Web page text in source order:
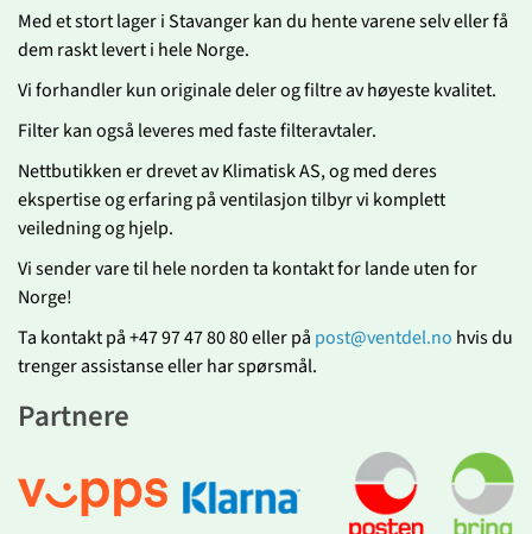
Med et stort lager i Stavanger kan du hente varene selv eller få
dem raskt levert i hele Norge.
Vi forhandler kun originale deler og filtre av høyeste kvalitet.
Filter kan også leveres med faste filteravtaler.
Nettbutikken er drevet av Klimatisk AS, og med deres
ekspertise og erfaring på ventilasjon tilbyr vi komplett
veiledning og hjelp.
Vi sender vare til hele norden ta kontakt for lande uten for
Norge!
Ta kontakt på +47 97 47 80 80 eller på post@ventdel.no hvis du
trenger assistanse eller har spørsmål.
Partnere